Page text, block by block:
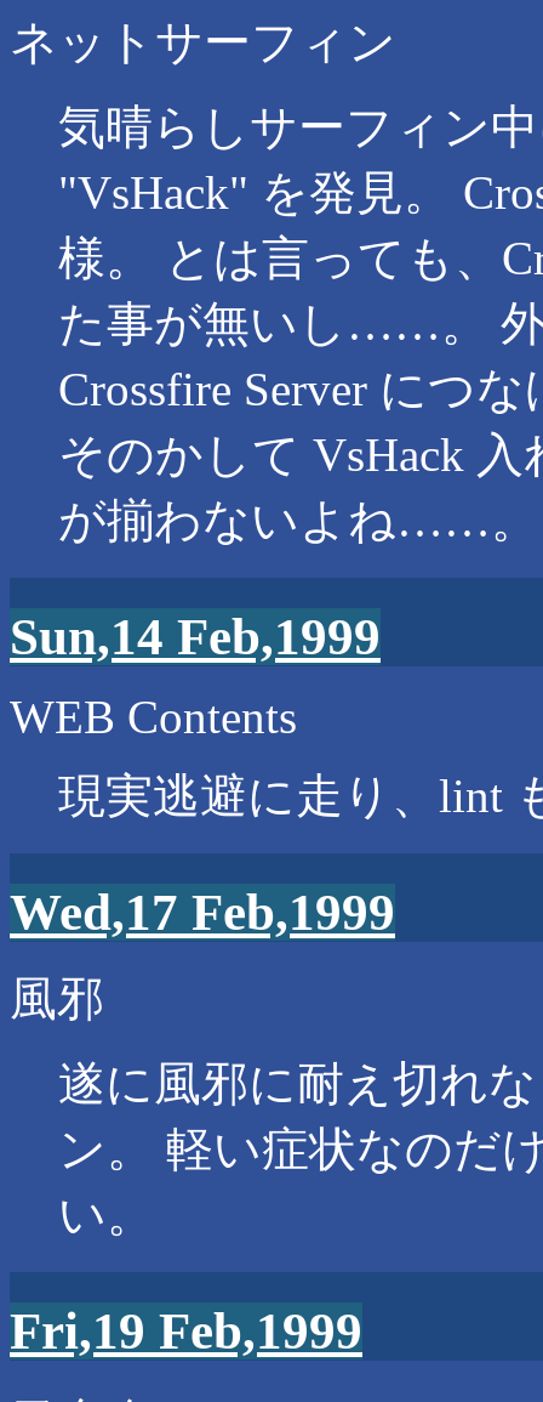
ネットサーフィン
気晴らしサーフィン
"VsHack" を発見。
様。 とは言っても、
た事が無いし……。
Crossfire Server につ
そのかして VsHack
が揃わないよね……。
Sun,14 Feb,1999
WEB Contents
現実逃避に走り、lint
Wed,17 Feb,1999
風邪
遂に風邪に耐え切れ
ン。 軽い症状なのだ
い。
Fri,19 Feb,1999